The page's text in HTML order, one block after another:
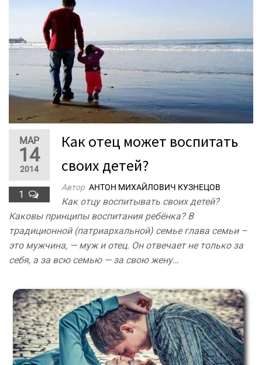
МАР
14
2014
1
Как отец может воспитать
своих детей?
Автор АНТОН МИХАЙЛОВИЧ КУЗНЕЦОВ
Как отцу воспитывать своих детей?
Каковы принципы воспитания ребёнка? В
традиционной (патриархальной) семье глава семьи –
это мужчина, — муж и отец. Он отвечает не только за
себя, а за всю семью — за свою жену…